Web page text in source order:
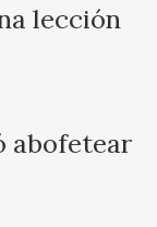
lección
abofetear